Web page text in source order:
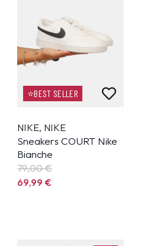
⭐BEST SELLER
NIKE, NIKE
Sneakers COURT Nike
Bianche
79,00 €
69,99€